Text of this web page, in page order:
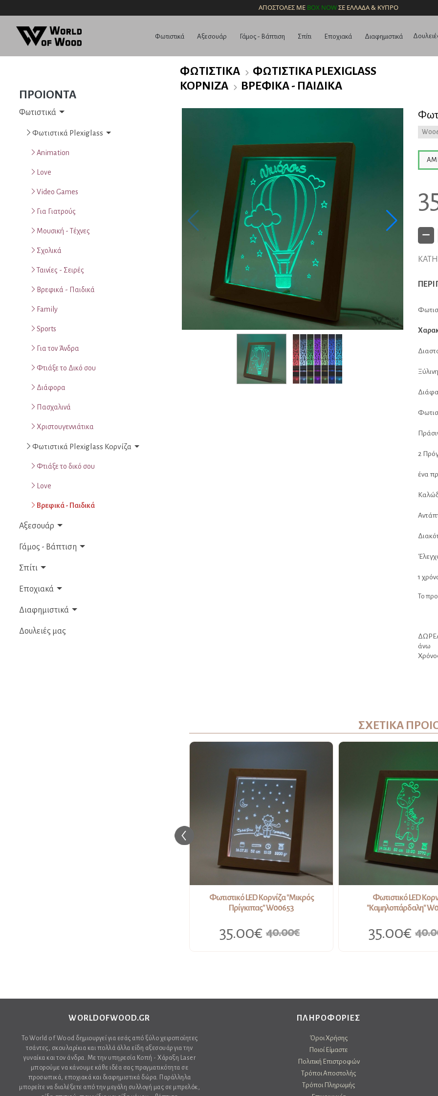
ΑΠΟΣΤΟΛΕΣ ΜΕ BOX NOWΣΕ ΕΛΛΑΔΑ & ΚΥΠΡΟ
Φωτιστικά Αξεσουάρ Γάμος - Βάπτιση Σπίτι Εποχιακά Διαφημιστικά
ΠΡΟΙΟΝΤΑ
Φωτιστικά
Φωτιστικά Plexiglass
Animation
Love
Video Games
Για Γιατρούς
Μουσική - Τέχνες
Σχολικά
Ταινίες - Σειρές
Βρεφικά - Παιδικά
Family
Sports
Για τον Άνδρα
Φτιάξε το Δικό σου
Διάφορα
Πασχαλινά
Χριστουγεννιάτικα
Φωτιστικά Plexiglass Κορνίζα
Φτιάξε το δικό σου
Love
Βρεφικά - Παιδικά
Αξεσουάρ
Γάμος - Βάπτιση
Σπίτι
Εποχιακά
Διαφημιστικά
Δουλειές μας
ΦΩΤΙΣΤΙΚΆ
ΦΩΤΙΣΤΙΚΆ PLEXIGLASS
ΚΟΡΝΊΖΑ
ΒΡΕΦΙΚΆ - ΠΑΙΔΙΚΆ
2
ένα
1
Το
άνω
ΣΧΕΤΙΚΑ
Φωτιστικό LED Κορνίζα "Μικρός
Πρίγκιπας" W00653
35.00€ 40.00€
Φωτιστικό LED
"Καμηλοπάρδαλη"
35.00€
WORLDOFWOOD.GR
Το World of Wood δημιουργεί για εσάς από ξύλο χειροποίητες
τσάντες, σκουλαρίκια και πολλά άλλα είδη αξεσουάρ για την
γυναίκα και τον άνδρα. Με την υπηρεσία Κοπή - Χάραξη Laser
μπορούμε να κάνουμε κάθε ιδέα σας πραγματικότητα σε
προσωπικά, εποχιακά και διαφημιστικά δώρα. Παράλληλα
μπορείτε να διαλέξετε από την μεγάλη συλλογή μας σε μπρελόκ,
ΠΛΗΡΟΦΟΡΙΕΣ
Όροι Χρήσης
Ποιοί Είμαστε
Πολιτική Επιστροφών
Τρόποι Αποστολής
Τρόποι Πληρωμής